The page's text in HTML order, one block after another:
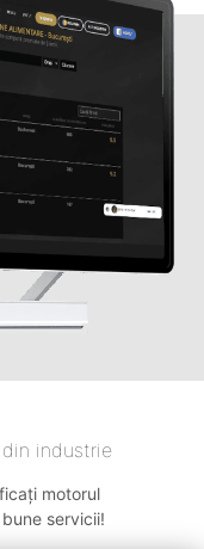
industrie
motorul
servicii!